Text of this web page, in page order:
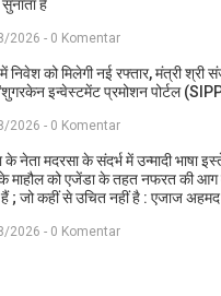
सुनाता है
2026 - 0 Komentar
में निवेश को मिलेगी नई रफ्तार, मंत्री श्री
इन्वेस्टमेंट प्रमोशन पोर्टल
2026 - 0 Komentar
के नेता मदरसा के संदर्भ में उन्मादी भाषा
के माहौल को एजेंडा के तहत नफरत की आग
; जो कहीं से उचित नहीं है : एजाज अहमद
2026 - 0 Komentar